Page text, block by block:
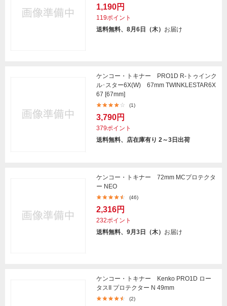
1,190円
119ポイント
送料無料、8月6日（木） お届け
ケンコー・トキナー PRO1D R-トゥインク
ル･スター6X(W) 67mm TWINKLESTAR6X
67 [67mm]
(1)
3,790円
379ポイント
送料無料、店在庫有り 2～3日出荷
ケンコー・トキナー 72mm MCプロテクタ
ー NEO
(46)
2,316円
232ポイント
送料無料、9月3日（木） お届け
ケンコー・トキナー Kenko PRO1D ロー
タスII プロテクター N 49mm
(2)